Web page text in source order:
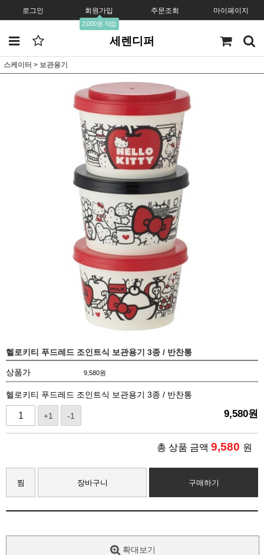
로그인 회원가입
2,000원 적립
주문조회 마이페이지
세렌디퍼
스케이터 > 보관용기
헬로키티 푸드레드 조인트식 보관용기 3종 / 반찬통
상품가 9,580원
헬로키티 푸드레드 조인트식 보관용기 3종 / 반찬통
+1 -1 9,580원
총 상품 금액 9,580 원
찜 장바구니 구매하기
확대보기